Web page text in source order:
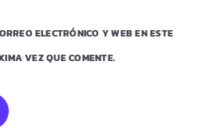
ELECTRÓNICO Y WEB EN ESTE
VEZ QUE COMENTE.